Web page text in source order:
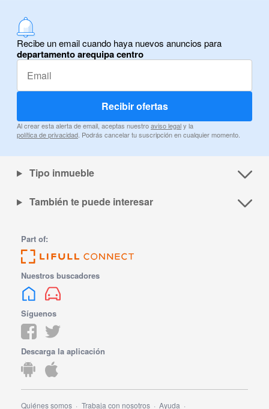
Recibe un email cuando haya nuevos anuncios para
departamento arequipa centro
Recibir ofertas
Al crear esta alerta de email, aceptas nuestroaviso legaly la
política de privacidad. Podrás cancelar tu suscripción en cualquier momento.
Tipo inmueble
También te puede interesar
Part of:
Nuestros buscadores
Síguenos
Descarga la aplicación
Quiénes somos Trabaja con nosotros Ayuda